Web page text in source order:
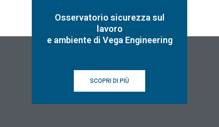
Osservatorio sicurezza sul
lavoro
e ambiente di Vega Engineering
SCOPRI DI PIÙ